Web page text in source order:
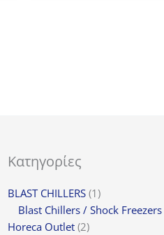
Κατηγορίες
BLAST CHILLERS 11
προϊόν
Blast Chillers / Shock Freezers
Horeca Outlet 22